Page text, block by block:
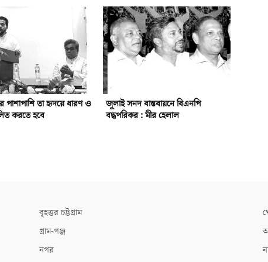
পাশাপাশি তা হৃদয়ে ধারণ ও
করতে হবে
জুলাই সনদ বাস্তবায়নে বিএনপি
বদ্ধপরিকর : মীর হেলাল
বৃহত্তর চট্টগ্রাম
গ্রাম-গঞ্জ
নগর